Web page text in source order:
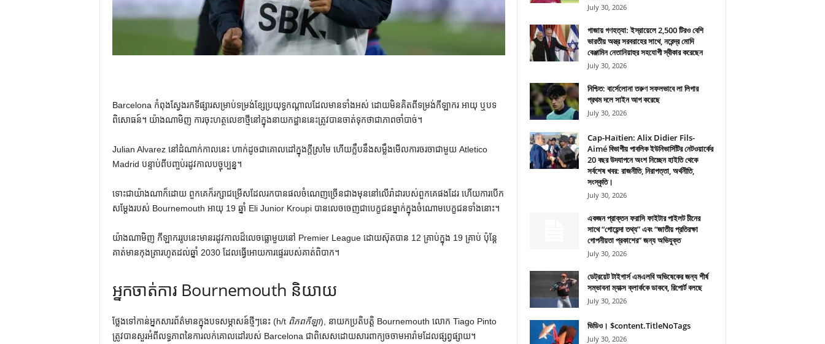
Barcelona កំពុងស្វែងរកទីផ្សារសម្រាប់ទម្រង់ខ្សែប្រយុទ្ធកណ្តាលដែលមានទាំងអស់ ដោយមិនគិតពីទម្រង់កីឡាករ អាយុ ឬបទ
ពិសោធន៍។ យ៉ាងណាមិញ ការចុះហត្ថលេខាថ្មីនៅក្នុងនាយកដ្ឋាននេះត្រូវបានចាត់ទុកថាជាភាពចាំបាច់។
Julian Alvarez នៅដំណាក់កាលនេះ ហាក់ដូចជាគោលដៅក្នុងក្តីស្រមៃ ហើយក្លឹបនឹងសម្លឹងមើលការចរចាជាមួយ Atletico
Madrid បន្ទាប់ពីបញ្ចប់រដូវកាលបច្ចុប្បន្ន។
ទោះជាយ៉ាងណាក៏ដោយ ពួកគេក៏រក្សាជម្រើសដែលរកបានផលចំណេញច្រើនជាងមុននៅលើរ៉ាដារបស់ពួកគេផងដែរ ហើយការបើក
សម្តែងរបស់ Bournemouth អាយុ 19 ឆ្នាំ Eli Junior Kroupi បានលេចចេញជាបេក្ខជនម្នាក់ក្នុងចំណោមបេក្ខជនទាំងនោះ។
យ៉ាងណាមិញ កីឡាកររូបនេះមានរដូវកាលដ៏លេចធ្លោមួយនៅ Premier League ដោយស៊ុតបាន 12 គ្រាប់ក្នុង 19 គ្រាប់ ប៉ុន្តែ
គាត់មានកុងត្រារហូតដល់ឆ្នាំ 2030 ដែលធ្វើអោយការផ្ទេររបស់គាត់ពិបាក។
អ្នកចាត់ការ Bournemouth និយាយ
ថ្លែងទៅកាន់អ្នកសារព័ត៌មានក្នុងបទសម្ភាសន៍ថ្មីៗនេះ (h/t ពិភពកីឡា), នាយកប្រតិបត្តិ Bournemouth លោក Tiago Pinto
ត្រូវបានសួរអំពីលទ្ធភាពនៃការលក់គោលដៅរបស់ Barcelona ជាពិសេសដោយសារពាក្យចចាមអារ៉ាមដែលផ្សព្វផ្សាយ។
July 30, 2026
গাজায় গণহত্যা: ইস্রায়েলে 2,500 টিরও বেশি
ভারতীয় অস্ত্র সরবরাহের সাথে, নরেন্দ্র মোদি
বেঞ্জামিন নেতানিয়াহুর সহযোগী স্বীকার করেছেন
July 30, 2026
নিশ্চিত: বার্সেলোনা তরুণ সফলভাবে লা লিগার
প্রথম দলে সাইন আপ করেছে
July 30, 2026
Cap-Haïtien: Alix Didier Fils-
Aimé বিভাগীয় পাবলিক ইউনিভার্সিটির নেটওয়ার্কের
20 বছর উদযাপনে অংশ নিচ্ছেন হাইতি থেকে
সর্বশেষ খবর: রাজনীতি, নিরাপত্তা, অর্থনীতি,
সংস্কৃতি।
July 30, 2026
একজন প্রাক্তন ফরাসি ফাইটার পাইলট চীনের
সাথে “গোয়েন্দা তথ্য” এবং “জাতীয় প্রতিরক্ষা
গোপনীয়তা প্রকাশের” জন্য অভিযুক্ত
July 30, 2026
ডেট্রয়েট টাইগার্স এমএলবি অভিষেকের জন্য শীর্ষ
সম্ভাবনা ম্যাক্স ক্লার্ককে ডাকবে, রিপোর্ট বলছে
July 30, 2026
ভিডিও। $content.TitleNoTags
July 30, 2026